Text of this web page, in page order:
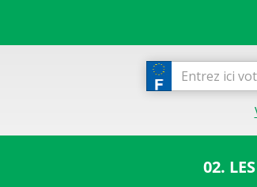
02.